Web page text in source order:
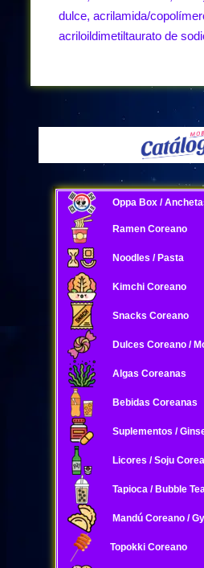
dulce, acrilamida/
acriloildimetiltaurato de
Oppa Box /
Ramen Coreano
Noodles / Pasta
Kimchi Coreano
Snacks Coreano
Dulces Coreano /
Algas Coreanas
Bebidas Coreanas
Suplementos /
Licores / Soju
Tapioca / Bubble Tea
Mandú Coreano /
Topokki Coreano